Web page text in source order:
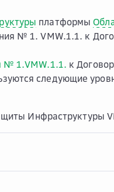
платформы
№ 1. VMW.1.1. к
№ 1.VMW.1.1. к
следующие
Инфраструктуры